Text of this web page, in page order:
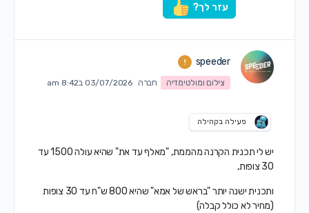
עזר לך?
speeder
צילום ומולטימדיה חברה 03/07/2026 ב8:42 am
פעילה בקהילה
יש לי תכנית הקרנה מהממת, "מאלף עד את" שהיא עולה 1500 עד
30 צופות,
ותכנית ישנה יותר "בראש של אמא" שהיא 800 ש"ח עד 30 צופות
(מחיר לא כולל קבלה)